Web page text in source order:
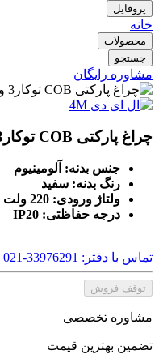
پروفایل
خانه
محصولات
جستجو
مشاوره رایگان
چراغ پارکتی COB توکار3 وات ( اوبلیا ) 4M
جنس بدنه: آلومینیوم
رنگ بدنه: سفید
ولتاژ ورودی: 220 ولت
درجه حفاظتی: IP20
تماس با دفتر: 33976291-021
توقف فروش
مشاوره تخصصی
تضمین بهترین قیمت